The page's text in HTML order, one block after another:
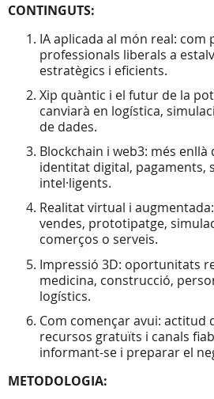
CONTINGUTS:
IA aplicada al món real: com
professionals liberals a
estratègics i eficients.
Xip quàntic i el futur de la
canviarà en logística,
de dades.
Blockchain i web3: més enllà
identitat digital, pagaments,
intel·ligents.
Realitat virtual i
vendes, prototipatge,
comerços o serveis.
Impressió 3D: oportunitats
medicina, construcció,
logístics.
Com començar avui: actitud
recursos gratuïts i canals
informant-se i preparar el
METODOLOGIA: